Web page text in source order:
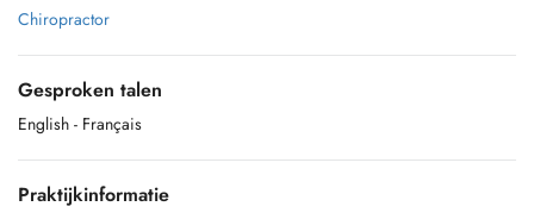
Chiropractor
Gesproken talen
English - Français
Praktijkinformatie